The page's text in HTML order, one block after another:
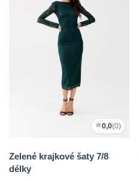
0,0(0)
Zelené krajkové šaty 7/8
délky